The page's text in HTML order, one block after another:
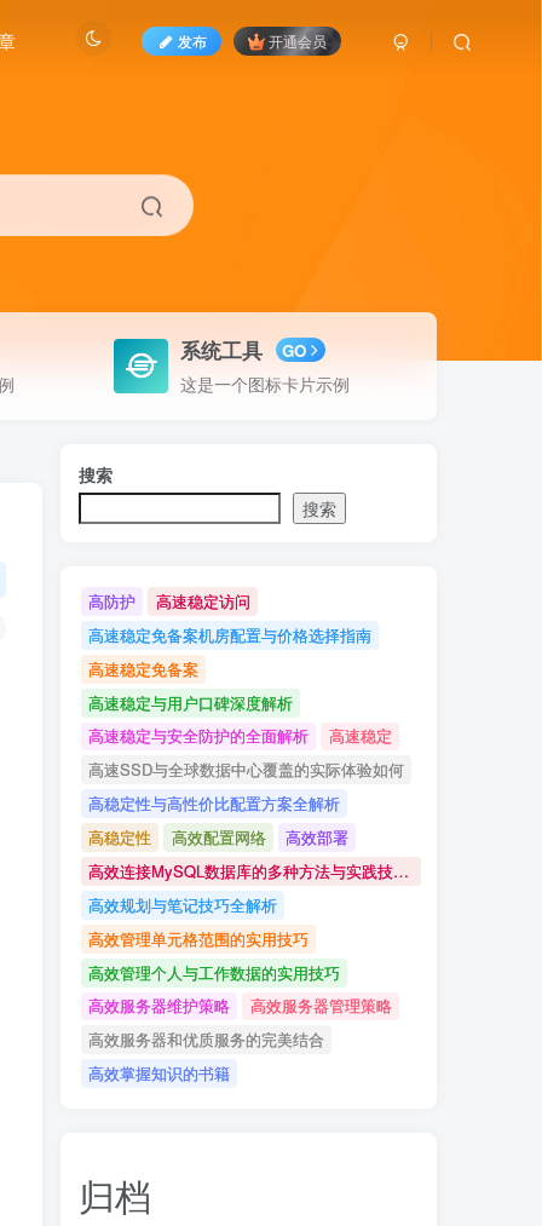
发布 开通会员
系统工具 GO
这是一个图标卡片示例
搜索
搜索
高防护
高速稳定访问
高速稳定免备案机房配置与价格选择指南
高速稳定免备案
高速稳定与用户口碑深度解析
高速稳定与安全防护的全面解析
高速稳定
高速SSD与全球数据中心覆盖的实际体验如何
高稳定性与高性价比配置方案全解析
高稳定性
高效配置网络
高效部署
高效连接MySQL数据库的多种方法与实践技巧详解
高效规划与笔记技巧全解析
高效管理单元格范围的实用技巧
高效管理个人与工作数据的实用技巧
高效服务器维护策略
高效服务器管理策略
高效服务器和优质服务的完美结合
高效掌握知识的书籍
归档